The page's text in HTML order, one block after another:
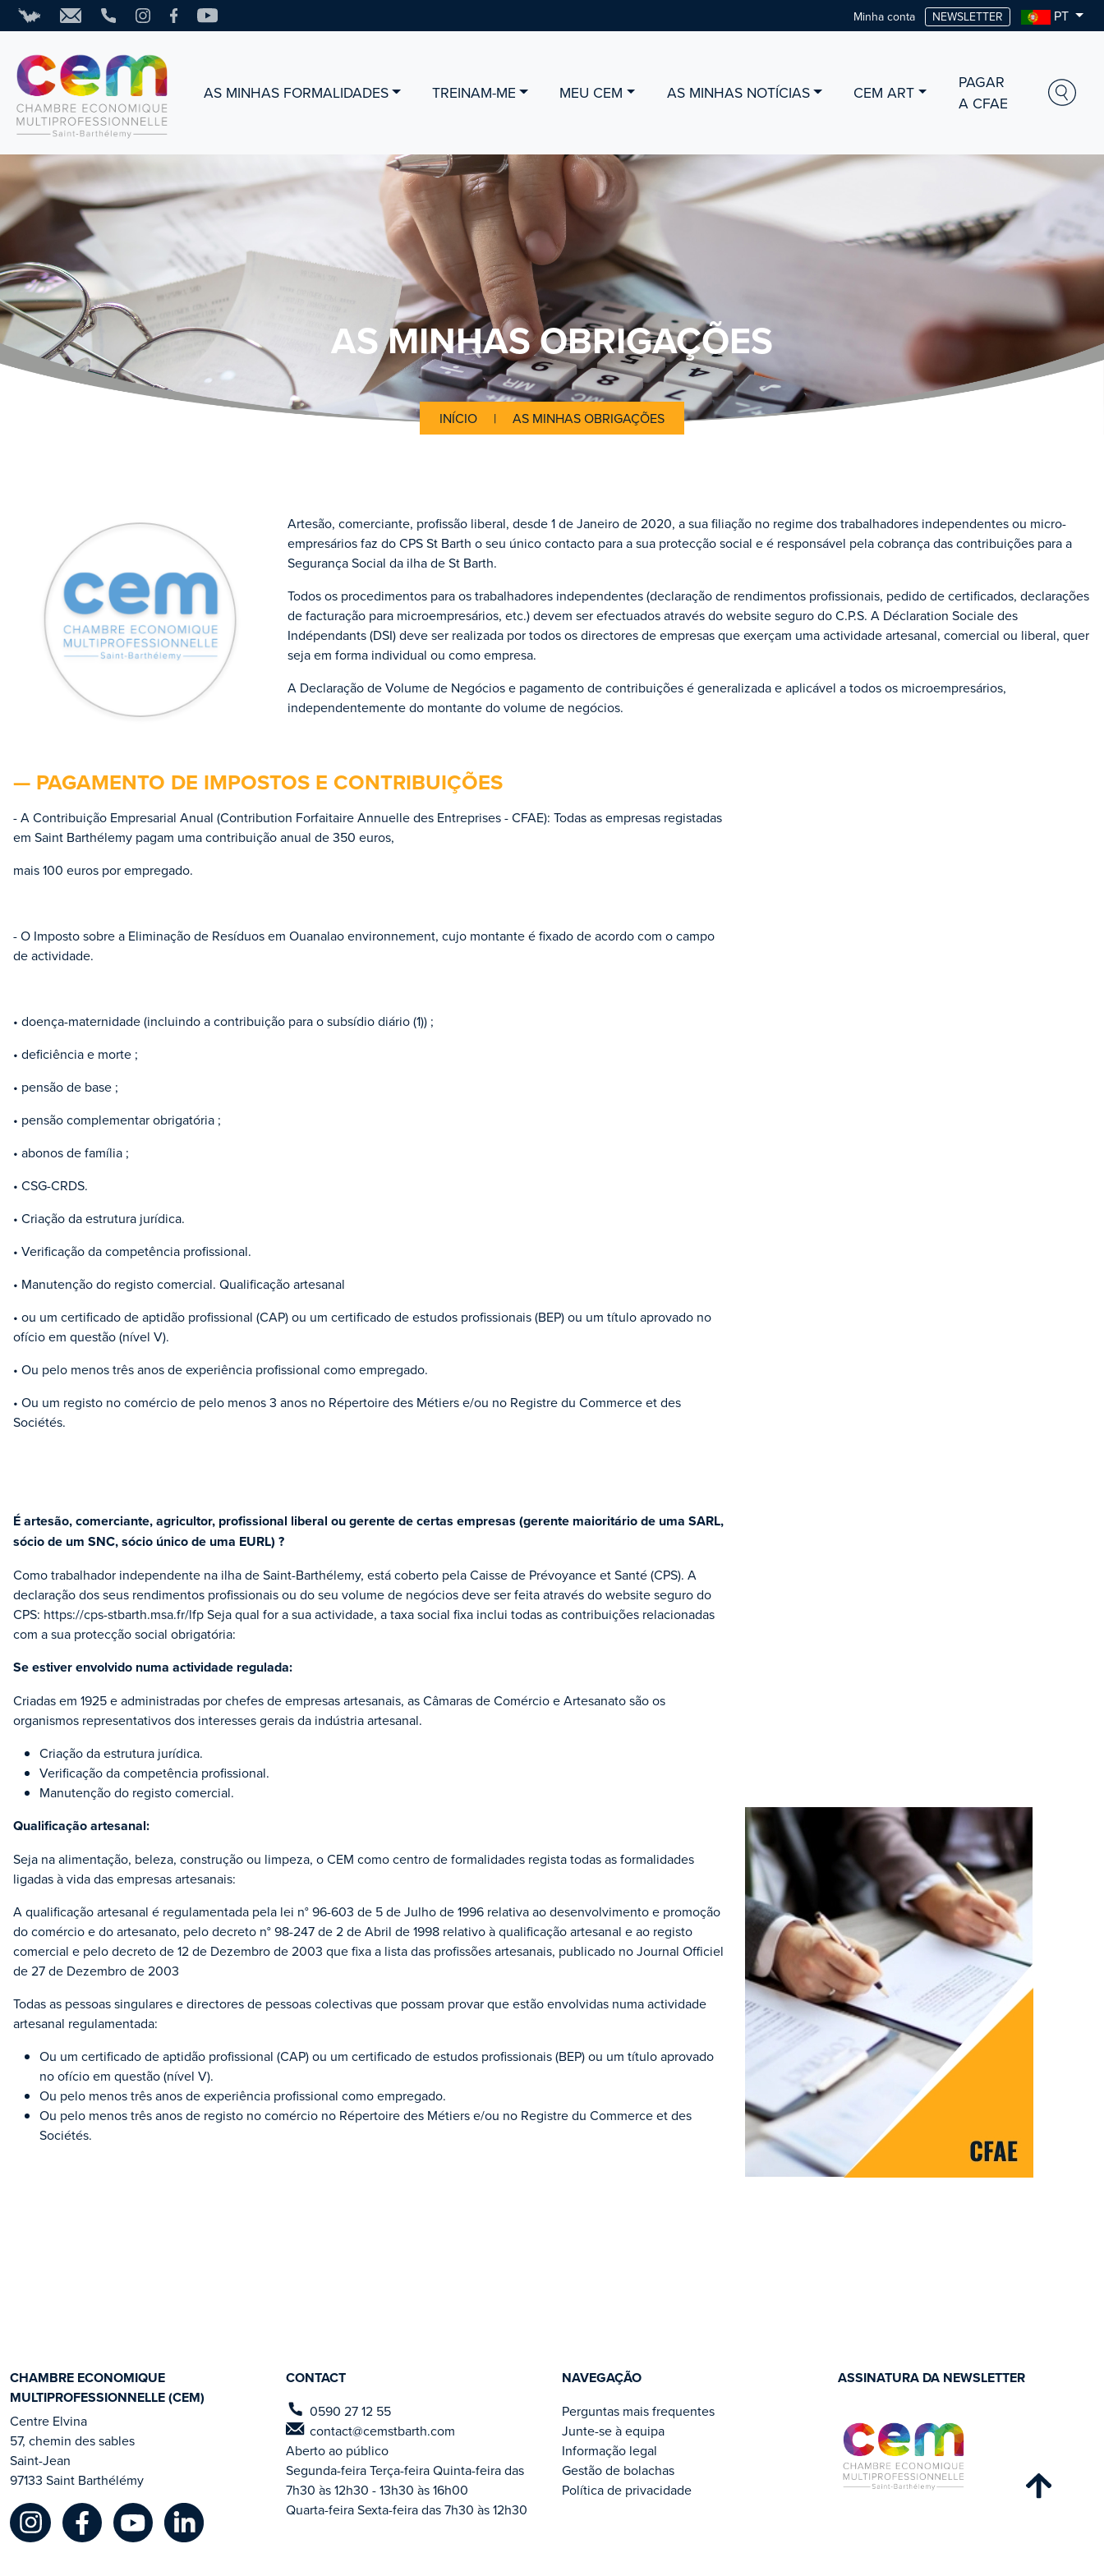
Minha conta NEWSLETTER PT
AS MINHAS FORMALIDADES TREINAM-ME MEU CEM AS MINHAS NOTÍCIAS CEM ART
PAGAR
A CFAE
AS MINHAS OBRIGAÇÕES
INÍCIO | AS MINHAS OBRIGAÇÕES
Artesão, comerciante, profissão liberal, desde 1 de Janeiro de 2020, a sua filiação no regime dos trabalhadores independentes ou micro-
empresários faz do CPS St Barth o seu único contacto para a sua protecção social e é responsável pela cobrança das contribuições para a
Segurança Social da ilha de St Barth.
Todos os procedimentos para os trabalhadores independentes (declaração de rendimentos profissionais, pedido de certificados, declarações
de facturação para microempresários, etc.) devem ser efectuados através do website seguro do C.P.S. A Déclaration Sociale des
Indépendants (DSI) deve ser realizada por todos os directores de empresas que exerçam uma actividade artesanal, comercial ou liberal, quer
seja em forma individual ou como empresa.
A Declaração de Volume de Negócios e pagamento de contribuições é generalizada e aplicável a todos os microempresários,
independentemente do montante do volume de negócios.
— PAGAMENTO DE IMPOSTOS E CONTRIBUIÇÕES
- A Contribuição Empresarial Anual (Contribution Forfaitaire Annuelle des Entreprises - CFAE): Todas as empresas registadas
em Saint Barthélemy pagam uma contribuição anual de 350 euros,
mais 100 euros por empregado.
- O Imposto sobre a Eliminação de Resíduos em Ouanalao environnement, cujo montante é fixado de acordo com o campo
de actividade.
• doença-maternidade (incluindo a contribuição para o subsídio diário (1)) ;
• deficiência e morte ;
• pensão de base ;
• pensão complementar obrigatória ;
• abonos de família ;
• CSG-CRDS.
• Criação da estrutura jurídica.
• Verificação da competência profissional.
• Manutenção do registo comercial. Qualificação artesanal
• ou um certificado de aptidão profissional (CAP) ou um certificado de estudos profissionais (BEP) ou um título aprovado no
ofício em questão (nível V).
• Ou pelo menos três anos de experiência profissional como empregado.
• Ou um registo no comércio de pelo menos 3 anos no Répertoire des Métiers e/ou no Registre du Commerce et des
Sociétés.
É artesão, comerciante, agricultor, profissional liberal ou gerente de certas empresas (gerente maioritário de uma SARL,
sócio de um SNC, sócio único de uma EURL) ?
Como trabalhador independente na ilha de Saint-Barthélemy, está coberto pela Caisse de Prévoyance et Santé (CPS). A
declaração dos seus rendimentos profissionais ou do seu volume de negócios deve ser feita através do website seguro do
CPS: https://cps-stbarth.msa.fr/lfp Seja qual for a sua actividade, a taxa social fixa inclui todas as contribuições relacionadas
com a sua protecção social obrigatória:
Se estiver envolvido numa actividade regulada:
Criadas em 1925 e administradas por chefes de empresas artesanais, as Câmaras de Comércio e Artesanato são os
organismos representativos dos interesses gerais da indústria artesanal.
Criação da estrutura jurídica.
Verificação da competência profissional.
Manutenção do registo comercial.
Qualificação artesanal:
Seja na alimentação, beleza, construção ou limpeza, o CEM como centro de formalidades regista todas as formalidades
ligadas à vida das empresas artesanais:
A qualificação artesanal é regulamentada pela lei n° 96-603 de 5 de Julho de 1996 relativa ao desenvolvimento e promoção
do comércio e do artesanato, pelo decreto n° 98-247 de 2 de Abril de 1998 relativo à qualificação artesanal e ao registo
comercial e pelo decreto de 12 de Dezembro de 2003 que fixa a lista das profissões artesanais, publicado no Journal Officiel
de 27 de Dezembro de 2003
Todas as pessoas singulares e directores de pessoas colectivas que possam provar que estão envolvidas numa actividade
artesanal regulamentada:
Ou um certificado de aptidão profissional (CAP) ou um certificado de estudos profissionais (BEP) ou um título aprovado
no ofício em questão (nível V).
Ou pelo menos três anos de experiência profissional como empregado.
Ou pelo menos três anos de registo no comércio no Répertoire des Métiers e/ou no Registre du Commerce et des
Sociétés.
CHAMBRE ECONOMIQUE
MULTIPROFESSIONNELLE (CEM)
Centre Elvina
57, chemin des sables
Saint-Jean
97133 Saint Barthélémy
CONTACT
0590 27 12 55
contact@cemstbarth.com
Aberto ao público
Segunda-feira Terça-feira Quinta-feira das
7h30 às 12h30 - 13h30 às 16h00
Quarta-feira Sexta-feira das 7h30 às 12h30
NAVEGAÇÃO
Perguntas mais frequentes
Junte-se à equipa
Informação legal
Gestão de bolachas
Política de privacidade
ASSINATURA DA NEWSLETTER